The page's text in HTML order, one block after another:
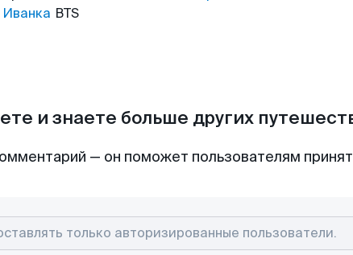
Иванка BTS
и знаете больше других
— он поможет пользователям